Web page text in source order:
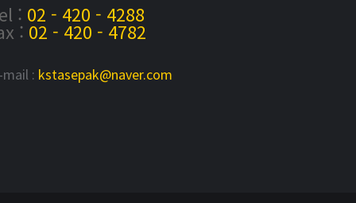
: 02 - 420 - 4288
: 02 - 420 - 4782
: kstasepak@naver.com